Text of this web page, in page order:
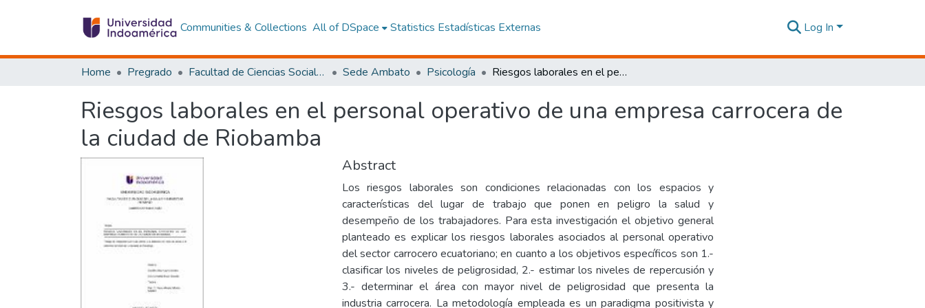
Communities & Collections All of DSpace Statistics Estadísticas Externas Log In
Home Pregrado Facultad de Ciencias Sociales y Humanas Sede Ambato Psicología Riesgos laborales en el personal operativo de una empresa carrocera de la ciudad de Riobamba
Riesgos laborales en el personal operativo de una empresa carrocera de
la ciudad de Riobamba
Abstract
Los riesgos laborales son condiciones relacionadas con los espacios y
características del lugar de trabajo que ponen en peligro la salud y
desempeño de los trabajadores. Para esta investigación el objetivo general
planteado es explicar los riesgos laborales asociados al personal operativo
del sector carrocero ecuatoriano; en cuanto a los objetivos específicos son 1.-
clasificar los niveles de peligrosidad, 2.- estimar los niveles de repercusión y
3.- determinar el área con mayor nivel de peligrosidad que presenta la
industria carrocera. La metodología empleada es un paradigma positivista y